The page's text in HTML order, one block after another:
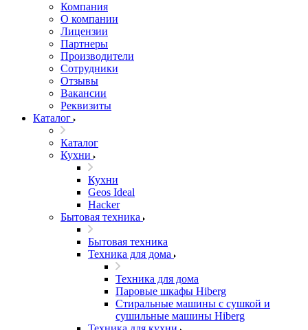
Компания
О компании
Лицензии
Партнеры
Производители
Сотрудники
Отзывы
Вакансии
Реквизиты
Каталог
Каталог
Кухни
Кухни
Geos Ideal
Hacker
Бытовая техника
Бытовая техника
Техника для дома
Техника для дома
Паровые шкафы Hiberg
Стиральные машины с сушкой и
сушильные машины Hiberg